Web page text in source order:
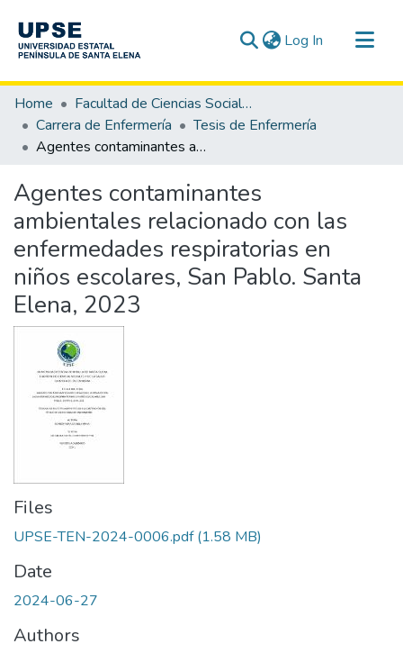
Log In (current)
Communities & Collections
All of DSpace
Statistics
Home
Facultad de Ciencias Sociales y de la Salud
Carrera de Enfermería
Tesis de Enfermería
Agentes contaminantes ambientales relacionado con las enfermedades respiratorias en niños escolares, San Pablo. Santa Elena, 2023
Agentes contaminantes
ambientales relacionado con las
enfermedades respiratorias en
niños escolares, San Pablo. Santa
Elena, 2023
Files
UPSE-TEN-2024-0006.pdf(1.58 MB)
Date
2024-06-27
Authors